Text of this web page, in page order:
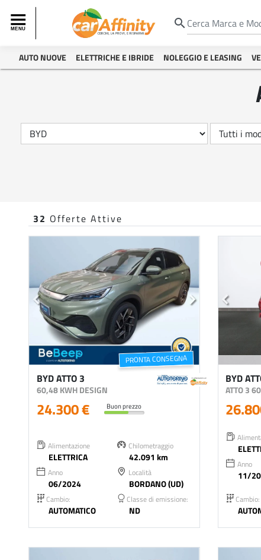
search
AUTO NUOVE ELETTRICHE E IBRIDE NOLEGGIO E LEASING
32 Offerte Attive
PRONTA CONSEGNA
BYD ATTO 3
60,48 KWH DESIGN
24.300 € Buon prezzo
Alimentazione
ELETTRICA
Chilometraggio
42.091 km
Anno
06/2024
Località
BORDANO (UD)
Cambio:
AUTOMATICO
Classe di emissione:
ND
BYD
ATTO 3
Anno
11/
Cambio: